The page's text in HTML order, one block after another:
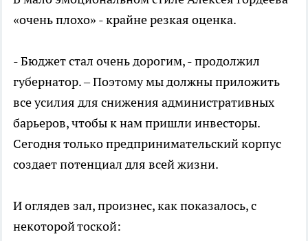
«очень плохо» - крайне резкая оценка.
- Бюджет стал очень дорогим, - продолжил
губернатор. – Поэтому мы должны приложить
все усилия для снижения административных
барьеров, чтобы к нам пришли инвесторы.
Сегодня только предпринимательский корпус
создает потенциал для всей жизни.
И оглядев зал, произнес, как показалось, с
некоторой тоской: